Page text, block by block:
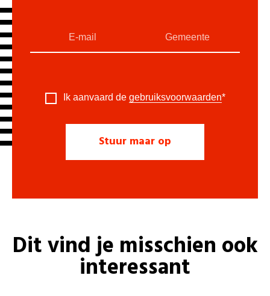
Ik aanvaard de gebruiksvoorwaarden*
Dit vind je misschien ook
interessant